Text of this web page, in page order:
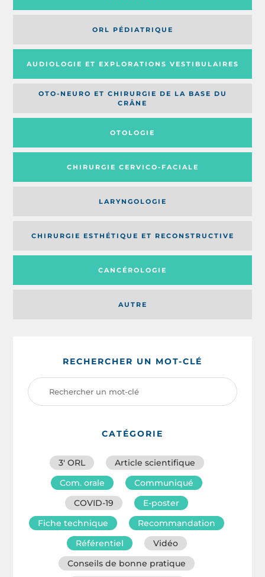
ORL PÉDIATRIQUE
AUDIOLOGIE ET EXPLORATIONS VESTIBULAIRES
OTO-NEURO ET CHIRURGIE DE LA BASE DU
CRÂNE
OTOLOGIE
CHIRURGIE CERVICO-FACIALE
AUTRE
LARYNGOLOGIE
CHIRURGIE ESTHÉTIQUE ET RECONSTRUCTIVE
CANCÉROLOGIE
RECHERCHER UN MOT-CLÉ
CATÉGORIE
3′ ORL
Article scientifique
Com. orale
Communiqué
COVID-19
E-poster
Fiche technique
Recommandation
Référentiel
Vidéo
Conseils de bonne pratique